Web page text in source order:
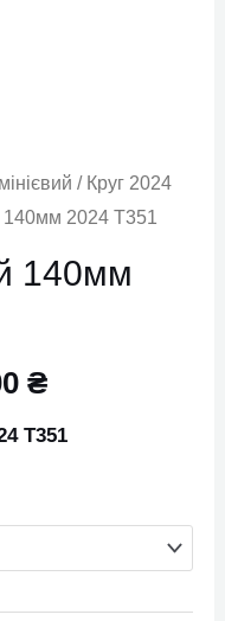
/ Круг 2024
140мм 2024 Т351
140мм
₴
Т351